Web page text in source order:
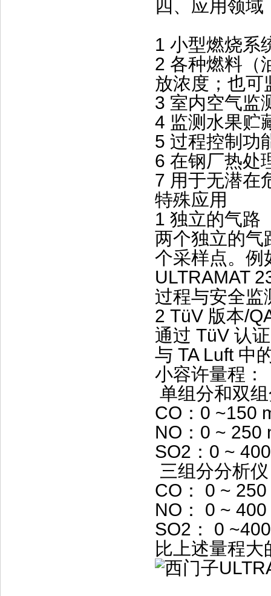
四、应用领域
1 小型燃烧系
2 各种燃料（
放浓度；也可
3 室内空气监
4 监测水果贮
5 过程控制功
6 在钢厂热处
7 用于无潜在
特殊应用
1 独立的气路
两个独立的气
个采样点。例
ULTRAMAT
过程与安全监
2 TüV 版本/
通过 TüV 认
与 TA Luft 中
小容许量程：
单组分和双
CO：0 ~150
NO：0 ~ 250
SO2：0 ~
三组分分析仪
CO： 0 ~
NO： 0 ~
SO2： 0
比上述量程